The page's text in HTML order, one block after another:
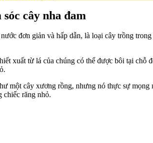
cây nha đam
đơn giản và hấp dẫn, là loại cây trồng
xuất từ ​​lá của chúng có thể được bôi tại chỗ
một cây xương rồng, nhưng nó thực sự
chiếc răng nhỏ.